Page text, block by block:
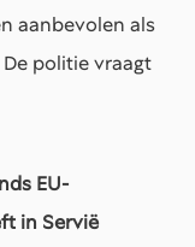
aanbevolen als
politie vraagt
EU-
in Servië